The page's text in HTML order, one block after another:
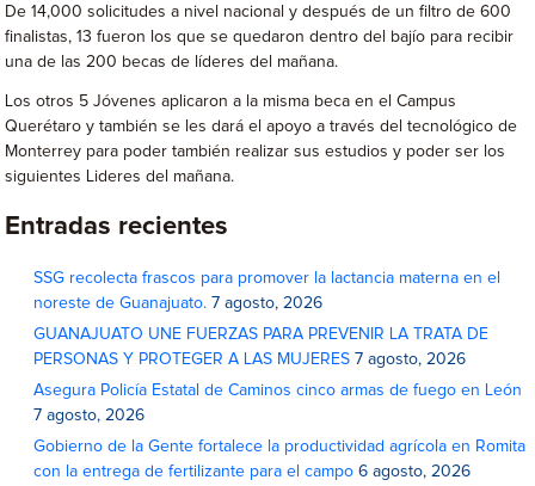
De 14,000 solicitudes a nivel nacional y después de un filtro de 600
finalistas, 13 fueron los que se quedaron dentro del bajío para recibir
una de las 200 becas de líderes del mañana.
Los otros 5 Jóvenes aplicaron a la misma beca en el Campus
Querétaro y también se les dará el apoyo a través del tecnológico de
Monterrey para poder también realizar sus estudios y poder ser los
siguientes Lideres del mañana.
Entradas recientes
SSG recolecta frascos para promover la lactancia materna en el
noreste de Guanajuato. 7 agosto, 2026
GUANAJUATO UNE FUERZAS PARA PREVENIR LA TRATA DE
PERSONAS Y PROTEGER A LAS MUJERES 7 agosto, 2026
Asegura Policía Estatal de Caminos cinco armas de fuego en León
7 agosto, 2026
Gobierno de la Gente fortalece la productividad agrícola en Romita
con la entrega de fertilizante para el campo 6 agosto, 2026